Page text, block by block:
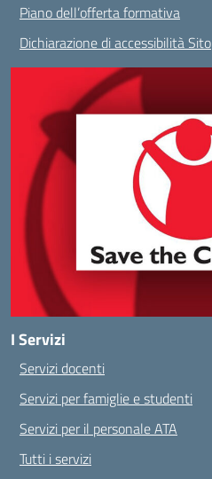
Piano dell’offerta formativa
Dichiarazione di accessibilità Sito
I Servizi
Servizi docenti
Servizi per famiglie e studenti
Servizi per il personale ATA
Tutti i servizi